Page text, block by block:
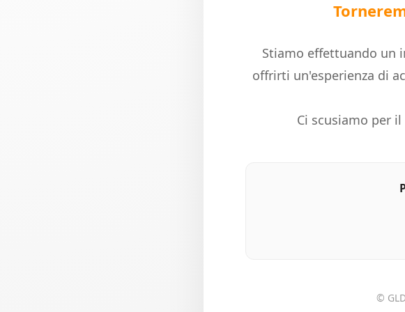
Stiamo effettuando un
offrirti un'esperienza di
Ci scusiamo per
©